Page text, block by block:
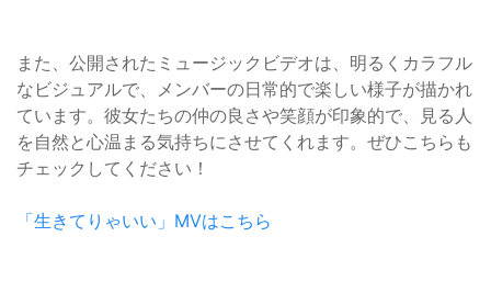
また、公開されたミュージックビデオは、明るくカラフル
なビジュアルで、メンバーの日常的で楽しい様子が描かれ
ています。彼女たちの仲の良さや笑顔が印象的で、見る人
を自然と心温まる気持ちにさせてくれます。ぜひこちらも
チェックしてください！
「生きてりゃいい」MVはこちら